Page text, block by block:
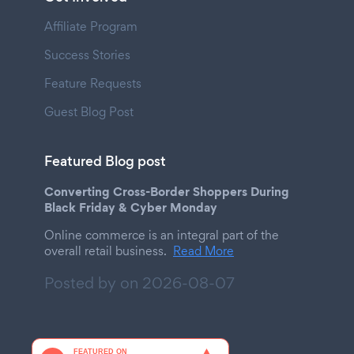
Affiliate Program
Success Stories
Feature Requests
Guest Blog Post
Featured Blog post
Converting Cross-Border Shoppers During
Black Friday & Cyber Monday
Online commerce is an integral part of the
overall retail business. Read More
Posted by on 2026-08-07